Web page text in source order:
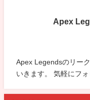
Apex
Apex Legendsのリー
いきます。 気軽にフォ